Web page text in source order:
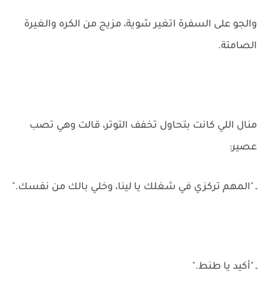
والجو على السفرة اتغير شوية، مزيج من الكره والغيرة
الصامتة.
منال اللي كانت بتحاول تخفف التوتر، قالت وهي تصب
عصير:
ـ "المهم تركزي في شغلك يا لينا، وخلي بالك من نفسك."
ـ "أكيد يا طنط."